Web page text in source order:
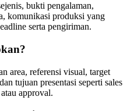
bukti pengalaman,
komunikasi produksi yang
serta pengiriman.
area, referensi visual, target
tujuan presentasi seperti sales
approval.